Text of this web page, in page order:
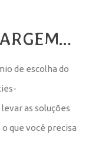
de escolha do
as soluções
que você precisa